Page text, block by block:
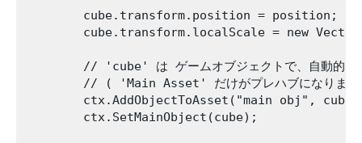
        cube.transform.position = position;
cube.transform.localScale = new
// 'cube' は ゲームオブジェクトで、自動的に
// ( 'Main Asset' だけがプレハブになりま
ctx.AddObjectToAsset("main obj",
        ctx.SetMainObject(cube);